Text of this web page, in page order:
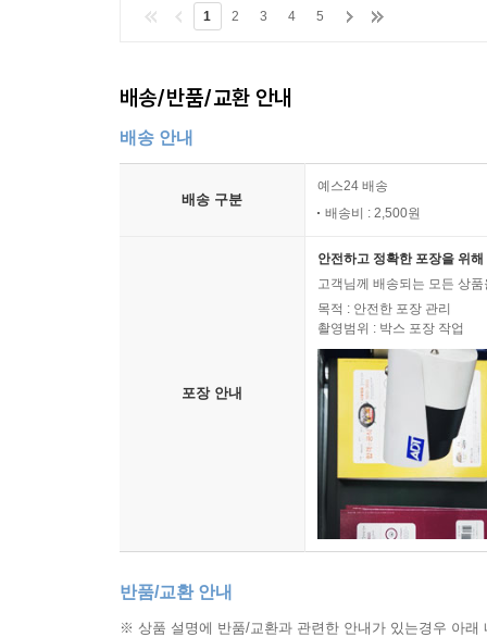
1 2 3 4 5
배송/반품/교환 안내
배송 안내
배송 구분
예스24 배송
배송비 : 2,500원
포장 안내
안전하고 정확한 포장을 위
고객님께 배송되는 모든 상
목적 : 안전한 포장 관리
촬영범위 : 박스 포장 작업
반품/교환 안내
※ 상품 설명에 반품/교환과 관련한 안내가 있는경우 아